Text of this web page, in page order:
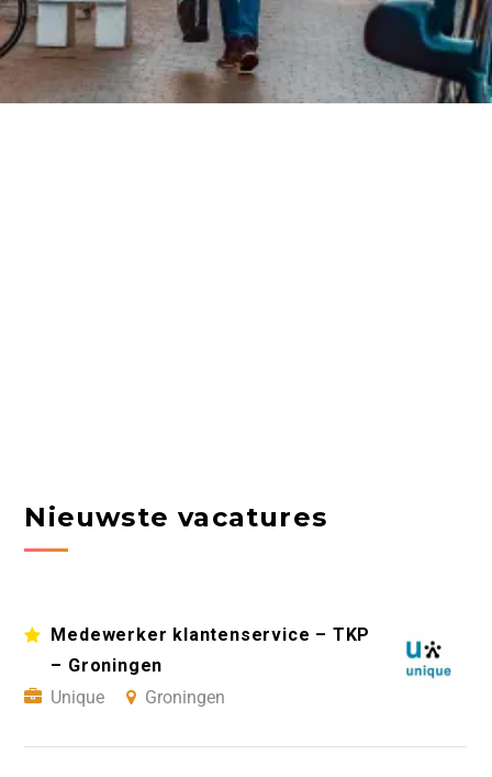
Nieuwste vacatures
Medewerker klantenservice – TKP
– Groningen
Unique
Groningen